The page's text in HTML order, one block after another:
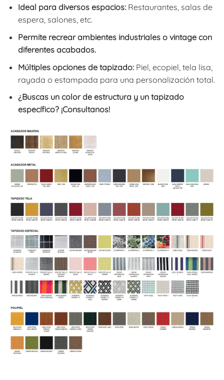
Ideal para diversos espacios:Restaurantes, salas de
espera, salones, etc.
Permite recrear ambientes industriales o vintage con
diferentes acabados.
Múltiples opciones de tapizado:Piel, ecopiel, tela lisa,
rayada o estampada para una personalización total.
¿Buscas un color de estructura y un tapizado
específico? ¡Consultanos!